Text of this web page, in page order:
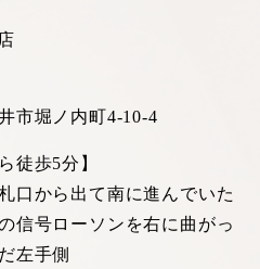
市堀ノ内町4-10-4
徒歩5分】
口から出て南に進んでいた
信号ローソンを右に曲がっ
左手側